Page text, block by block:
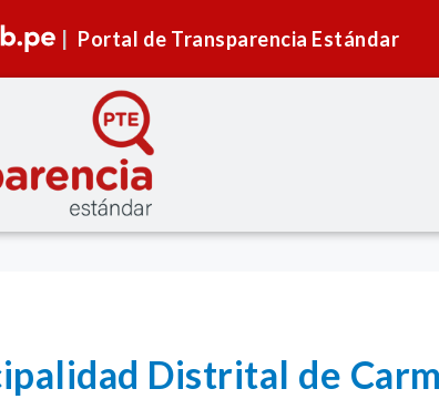
Portal de Transparencia Estándar
Distrital de